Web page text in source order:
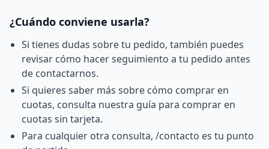
¿Cuándo conviene usarla?
Si tienes dudas sobre tu pedido, también puedes
revisar cómo hacer seguimiento a tu pedido antes
de contactarnos.
Si quieres saber más sobre cómo comprar en
cuotas, consulta nuestra guía para comprar en
cuotas sin tarjeta.
Para cualquier otra consulta, /contacto es tu punto